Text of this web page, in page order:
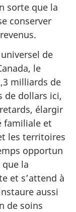
sorte que la
conserver
de
le
milliards de
de dollars ici,
élargir
familiale et
les territoires
opportun
la
et s’attend à
aussi
de soins